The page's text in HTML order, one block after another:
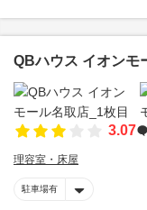
QBハウス イオンモ
3.07
理容室・床屋
駐車場有